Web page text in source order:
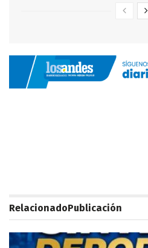
RelacionadoPublicación